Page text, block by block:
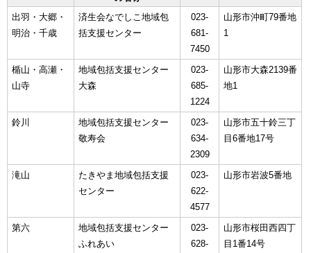
出羽・大郷・
明治・千歳
済生会なでしこ地域包
括支援センター
023-
681-
7450
山形市沖町79番地
1
楯山・高瀬・
山寺
地域包括支援センター
大森
023-
685-
1224
山形市大森2139番
地1
鈴川
地域包括支援センター
敬寿会
023-
634-
2309
山形市五十鈴三丁
目6番地17号
滝山
たきやま地域包括支援
センター
023-
622-
4577
山形市岩波5番地
第六
地域包括支援センター
ふれあい
023-
628-
山形市桜田西四丁
目1番14号